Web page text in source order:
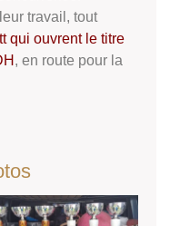
travail, tout
qui ouvrent le titre
, en route pour la